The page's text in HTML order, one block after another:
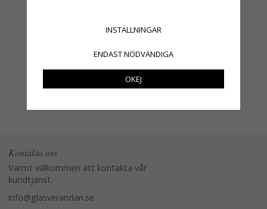
Keramik knopp i rundad färgad
45 kr
Kontakta oss
Varmt välkommen att kontakta vår
kundtjänst.
info@glasverandan.se
INSTÄLLNINGAR
ENDAST NÖDVÄNDIGA
OKEJ